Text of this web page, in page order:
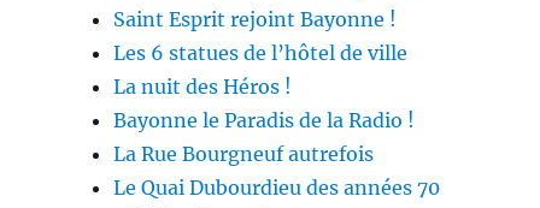
Saint Esprit rejoint Bayonne !
Les 6 statues de l’hôtel de ville
La nuit des Héros !
Bayonne le Paradis de la Radio !
La Rue Bourgneuf autrefois
Le Quai Dubourdieu des années 70